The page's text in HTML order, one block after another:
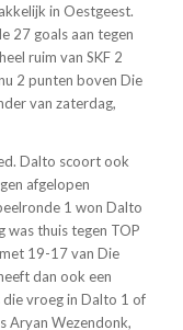
in Oestgeest.
27 goals aan tegen
ruim van SKF 2
2 punten boven Die
van zaterdag,
Dalto scoort ook
afgelopen
1 won Dalto
was thuis tegen TOP
19-17 van Die
dan ook een
die vroeg in Dalto 1 of
Aryan Wezendonk,